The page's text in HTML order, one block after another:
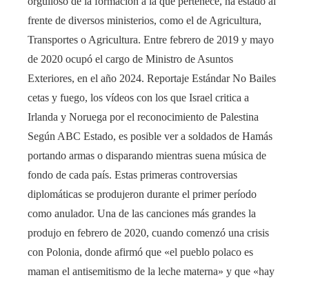
frente de diversos ministerios, como el de Agricultura,
Transportes o Agricultura. Entre febrero de 2019 y mayo
de 2020 ocupó el cargo de Ministro de Asuntos
Exteriores, en el año 2024. Reportaje Estándar No Bailes
cetas y fuego, los vídeos con los que Israel critica a
Irlanda y Noruega por el reconocimiento de Palestina
Según ABC Estado, es posible ver a soldados de Hamás
portando armas o disparando mientras suena música de
fondo de cada país. Estas primeras controversias
diplomáticas se produjeron durante el primer período
como anulador. Una de las canciones más grandes la
produjo en febrero de 2020, cuando comenzó una crisis
con Polonia, donde afirmó que «el pueblo polaco es
maman el antisemitismo de la leche materna» y que «hay